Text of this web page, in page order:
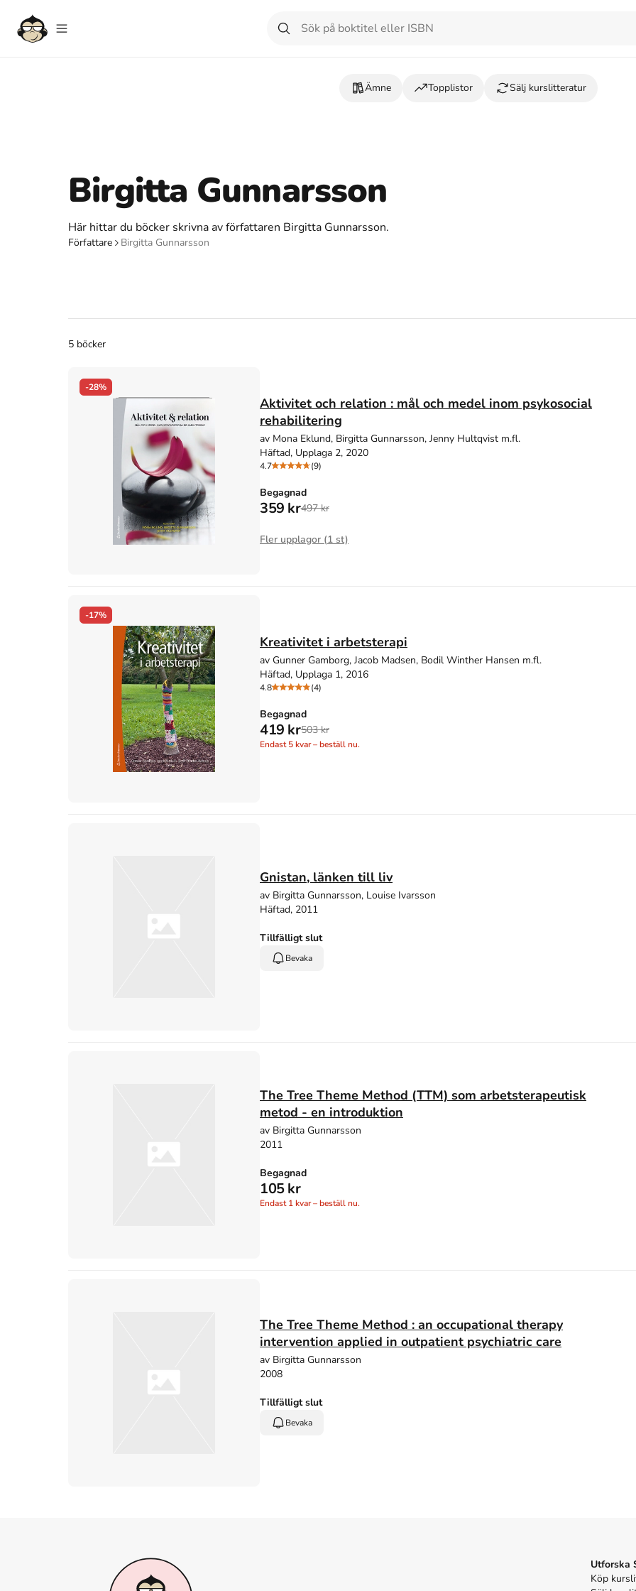
Ämne Topplistor Sälj kurslitteratur
Birgitta Gunnarsson
Här hittar du böcker skrivna av författaren Birgitta Gunnarsson.
Författare Birgitta Gunnarsson
5 böcker
-28%
Aktivitet och relation : mål och medel inom psykosocial
rehabilitering
av Mona Eklund, Birgitta Gunnarsson, Jenny Hultqvist m.fl.
Häftad, Upplaga 2, 2020
4.7 (9)
Begagnad
359 kr497 kr
Fler upplagor (1 st)
-17%
Kreativitet i arbetsterapi
av Gunner Gamborg, Jacob Madsen, Bodil Winther Hansen m.fl.
Häftad, Upplaga 1, 2016
4.8 (4)
Begagnad
419 kr503 kr
Endast5kvar – beställ nu.
Gnistan, länken till liv
av Birgitta Gunnarsson, Louise Ivarsson
Häftad, 2011
Tillfälligt slut
Bevaka
The Tree Theme Method (TTM) som arbetsterapeutisk
metod - en introduktion
av Birgitta Gunnarsson
2011
Begagnad
105 kr
Endast1kvar – beställ nu.
The Tree Theme Method : an occupational therapy
intervention applied in outpatient psychiatric care
av Birgitta Gunnarsson
2008
Tillfälligt slut
Bevaka
Utforska
Köp